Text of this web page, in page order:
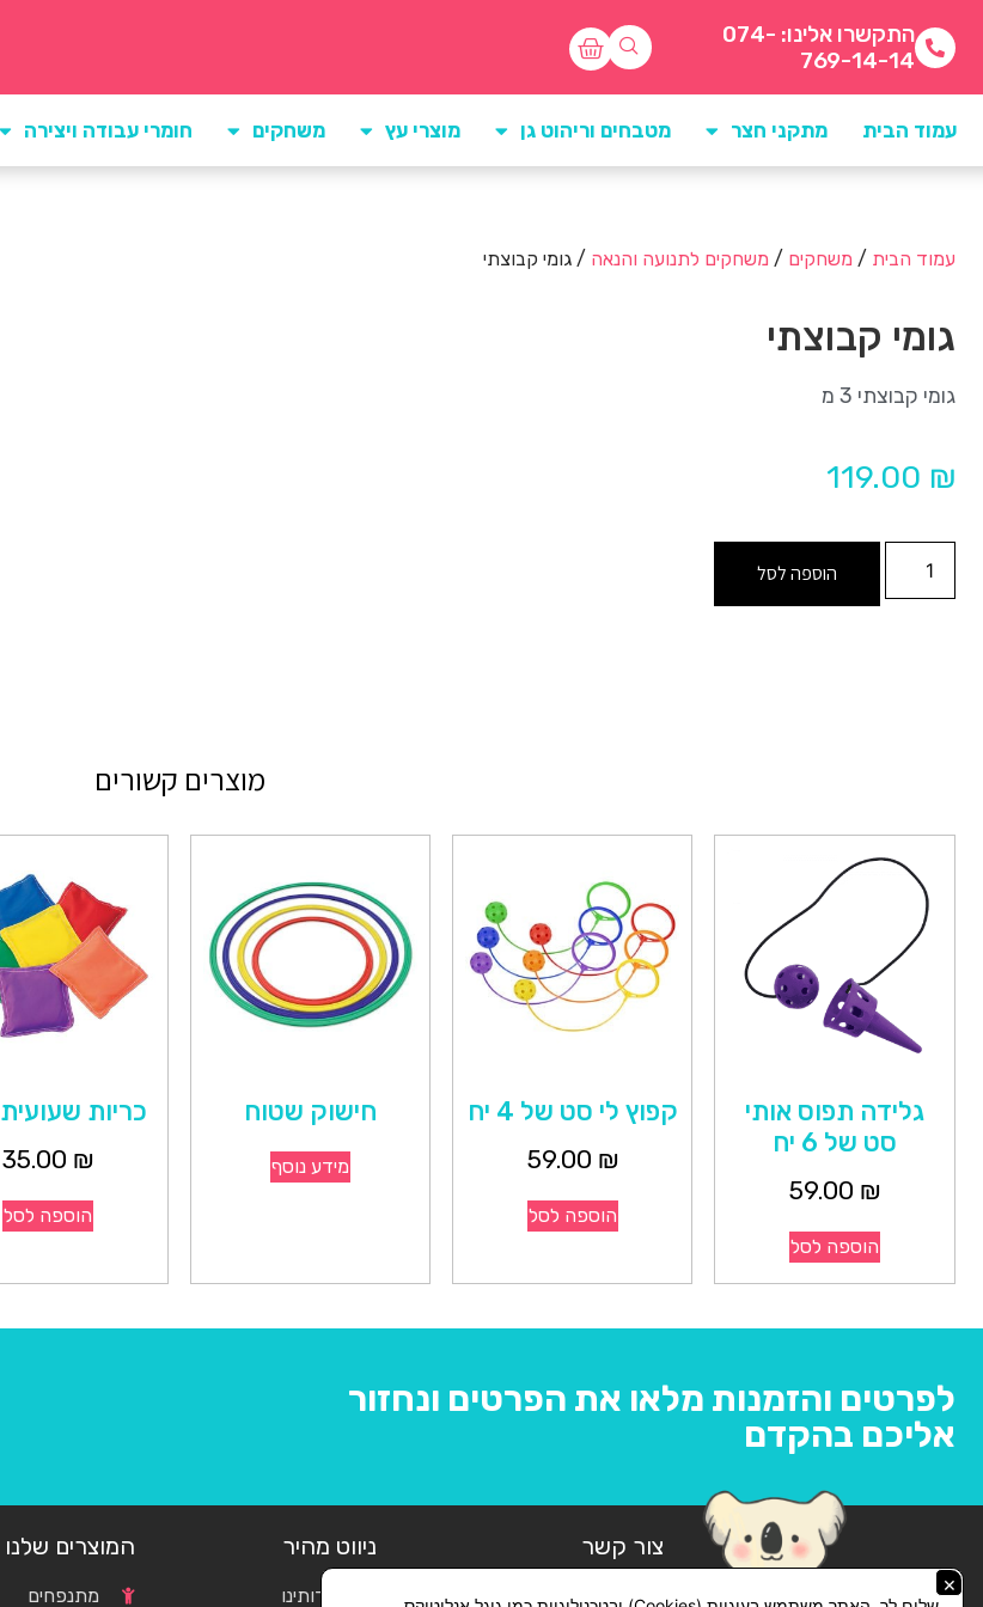
התקשרו אלינו: 074-
769-14-14
עמוד הבית מתקני חצר מטבחים וריהוט גן מוצרי עץ משחקים חומרי עבודה ויצירה
עמוד הבית / משחקים / משחקים לתנועה והנאה / גומי קבוצתי
גומי קבוצתי
גומי קבוצתי 3 מ
119.00 ₪
הוספה לסל
מוצרים קשורים
גלידה תפוס אותי
סט של 6 יח
59.00 ₪
הוספה לסל
קפוץ לי סט של 4 יח
59.00 ₪
הוספה לסל
חישוק שטוח
מידע נוסף
כריות שעועית 6 יח
35.00 ₪
הוספה לסל
לפרטים והזמנות מלאו את הפרטים ונחזור
אליכם בהקדם
צור קשר
074-769-14-14
ניווט מהיר
אודותינו
המוצרים שלנו
מתנפחים ×